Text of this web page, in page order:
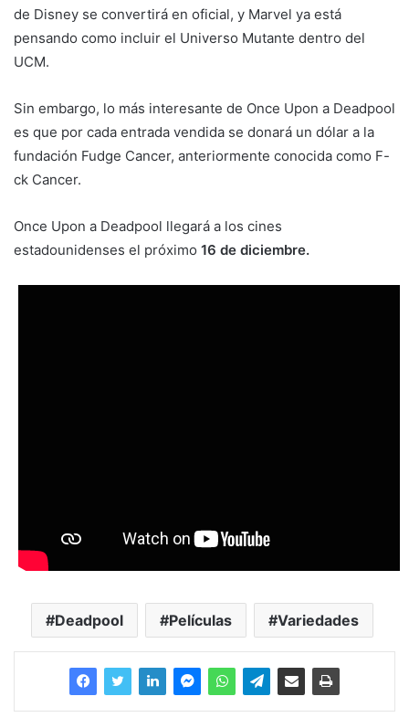
de Disney se convertirá en oficial, y Marvel ya está
pensando como incluir el Universo Mutante dentro del
UCM.
Sin embargo, lo más interesante de Once Upon a Deadpool
es que por cada entrada vendida se donará un dólar a la
fundación Fudge Cancer, anteriormente conocida como F-
ck Cancer.
Once Upon a Deadpool llegará a los cines
estadounidenses el próximo 16 de diciembre.
Deadpool Películas Variedades